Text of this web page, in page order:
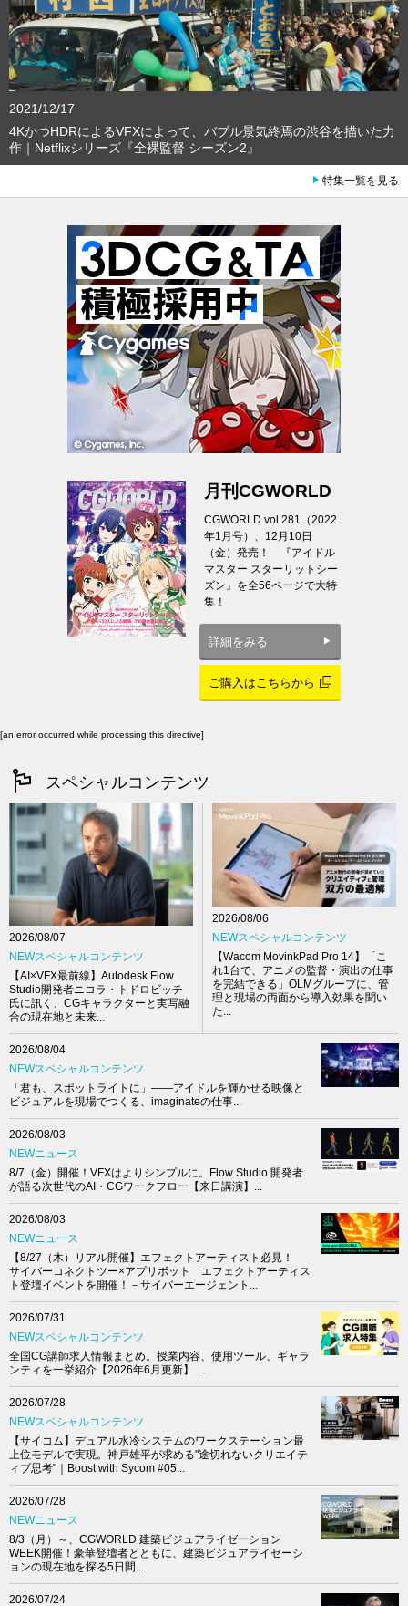
2021/12/17
4KかつHDRによるVFXによって、バブル景気終焉の渋谷を描いた力
作｜Netflixシリーズ『全裸監督 シーズン2』
特集一覧を見る
月刊CGWORLD
CGWORLD vol.281（2022
年1月号）、12月10日
（金）発売！ 『アイドル
マスター スターリットシー
ズン』を全56ページで大特
集！
詳細をみる
ご購入はこちらから
[an error occurred while processing this directive]
スペシャルコンテンツ
2026/08/07
NEWスペシャルコンテンツ
【AI×VFX最前線】Autodesk Flow
Studio開発者ニコラ・トドロビッチ
氏に訊く、CGキャラクターと実写融
合の現在地と未来...
2026/08/06
NEWスペシャルコンテンツ
【Wacom MovinkPad Pro 14】「こ
れ1台で、アニメの監督・演出の仕事
を完結できる」OLMグループに、管
理と現場の両面から導入効果を聞い
た...
2026/08/04
NEWスペシャルコンテンツ
「君も、スポットライトに」――アイドルを輝かせる映像と
ビジュアルを現場でつくる、imaginateの仕事...
2026/08/03
NEWニュース
8/7（金）開催！VFXはよりシンプルに。Flow Studio 開発者
が語る次世代のAI・CGワークフロー【来日講演】...
2026/08/03
NEWニュース
【8/27（木）リアル開催】エフェクトアーティスト必見！
サイバーコネクトツー×アプリボット エフェクトアーティス
ト登壇イベントを開催！－サイバーエージェント...
2026/07/31
NEWスペシャルコンテンツ
全国CG講師求人情報まとめ。授業内容、使用ツール、ギャラ
ンティを一挙紹介【2026年6月更新】 ...
2026/07/28
NEWスペシャルコンテンツ
【サイコム】デュアル水冷システムのワークステーション最
上位モデルで実現。神戸雄平が求める"途切れないクリエイテ
ィブ思考"｜Boost with Sycom #05...
2026/07/28
NEWニュース
8/3（月）～、CGWORLD 建築ビジュアライゼーション
WEEK開催！豪華登壇者とともに、建築ビジュアライゼーシ
ョンの現在地を探る5日間...
2026/07/24